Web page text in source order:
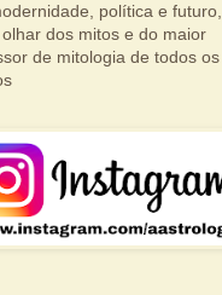
política e futuro,
dos mitos e do maior
de mitologia de todos os